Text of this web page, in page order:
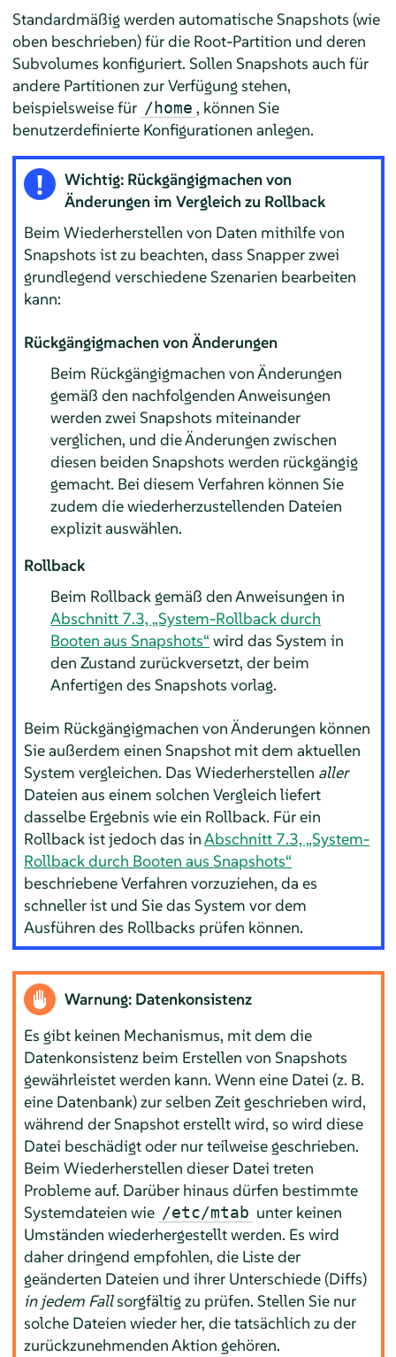
Standardmäßig werden automatische Snapshots (wie
oben beschrieben) für die Root-Partition und deren
Subvolumes konfiguriert. Sollen Snapshots auch für
andere Partitionen zur Verfügung stehen,
beispielsweise für /home , können Sie
benutzerdefinierte Konfigurationen anlegen.
Wichtig: Rückgängigmachen von
Änderungen im Vergleich zu Rollback
Beim Wiederherstellen von Daten mithilfe von
Snapshots ist zu beachten, dass Snapper zwei
grundlegend verschiedene Szenarien bearbeiten
kann:
Rückgängigmachen von Änderungen
Beim Rückgängigmachen von Änderungen
gemäß den nachfolgenden Anweisungen
werden zwei Snapshots miteinander
verglichen, und die Änderungen zwischen
diesen beiden Snapshots werden rückgängig
gemacht. Bei diesem Verfahren können Sie
zudem die wiederherzustellenden Dateien
explizit auswählen.
Rollback
Beim Rollback gemäß den Anweisungen in
Abschnitt 7.3, „System-Rollback durch
Booten aus Snapshots“wird das System in
den Zustand zurückversetzt, der beim
Anfertigen des Snapshots vorlag.
Beim Rückgängigmachen von Änderungen können
Sie außerdem einen Snapshot mit dem aktuellen
System vergleichen. Das Wiederherstellen aller
Dateien aus einem solchen Vergleich liefert
dasselbe Ergebnis wie ein Rollback. Für ein
Rollback ist jedoch das inAbschnitt 7.3, „System-
Rollback durch Booten aus Snapshots“
beschriebene Verfahren vorzuziehen, da es
schneller ist und Sie das System vor dem
Ausführen des Rollbacks prüfen können.
Warnung: Datenkonsistenz
Es gibt keinen Mechanismus, mit dem die
Datenkonsistenz beim Erstellen von Snapshots
gewährleistet werden kann. Wenn eine Datei (z. B.
eine Datenbank) zur selben Zeit geschrieben wird,
während der Snapshot erstellt wird, so wird diese
Datei beschädigt oder nur teilweise geschrieben.
Beim Wiederherstellen dieser Datei treten
Probleme auf. Darüber hinaus dürfen bestimmte
Systemdateien wie /etc/mtab unter keinen
Umständen wiederhergestellt werden. Es wird
daher dringend empfohlen, die Liste der
geänderten Dateien und ihrer Unterschiede (Diffs)
in jedem Fallsorgfältig zu prüfen. Stellen Sie nur
solche Dateien wieder her, die tatsächlich zu der
zurückzunehmenden Aktion gehören.